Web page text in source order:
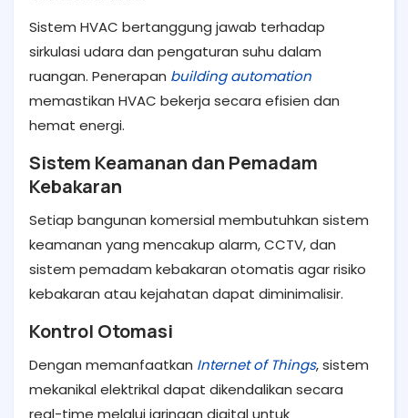
Sistem HVAC bertanggung jawab terhadap
sirkulasi udara dan pengaturan suhu dalam
ruangan. Penerapan building automation
memastikan HVAC bekerja secara efisien dan
hemat energi.
Sistem Keamanan dan Pemadam
Kebakaran
Setiap bangunan komersial membutuhkan sistem
keamanan yang mencakup alarm, CCTV, dan
sistem pemadam kebakaran otomatis agar risiko
kebakaran atau kejahatan dapat diminimalisir.
Kontrol Otomasi
Dengan memanfaatkan Internet of Things, sistem
mekanikal elektrikal dapat dikendalikan secara
real-time melalui jaringan digital untuk